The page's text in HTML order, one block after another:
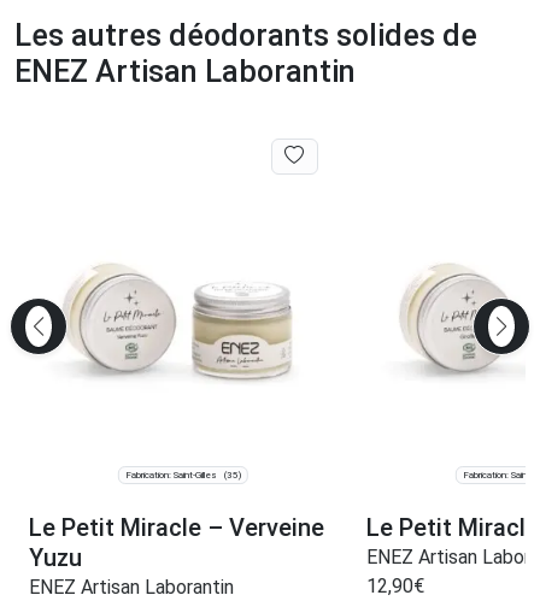
Les autres déodorants solides de
ENEZ Artisan Laborantin
Fabrication: Saint-Gilles (35)
Le Petit Miracle – Verveine
Yuzu
ENEZ Artisan Laborantin
Fabrication: Saint-
Le Petit
ENEZ Artisan
12,90€